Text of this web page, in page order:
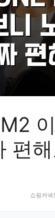
편해
쇼핑커넥